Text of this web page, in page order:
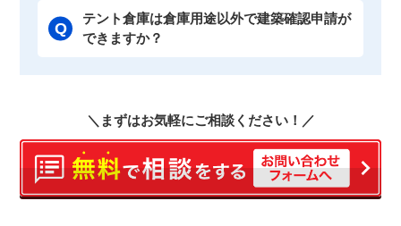
テント倉庫は倉庫用途以外で建築確認申請が
できますか？
＼まずはお気軽にご相談ください！／